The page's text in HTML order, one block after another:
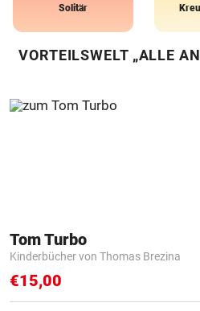
Solitär
VORTEILSWELT „ALLE
Tom Turbo
Kinderbücher von Thomas Brezina
€15,00